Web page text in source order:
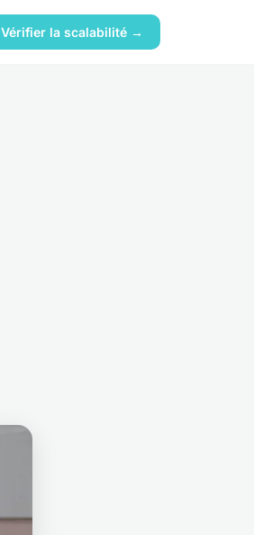
Vérifier la scalabilité →